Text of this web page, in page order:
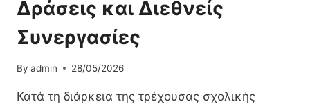
Δράσεις και Διεθνείς
Συνεργασίες
By admin 28/05/2026
Κατά τη διάρκεια της τρέχουσας σχολικής